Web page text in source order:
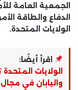
الجمعية العامة
الدفاع والطاقة
الولايات المتحدة.
اقرأ أيضًا:
الولايات
واليابان في مجال